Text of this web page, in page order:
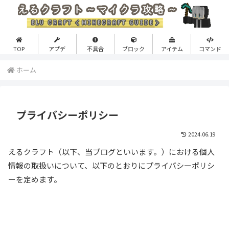
TOP アプデ 不具合 ブロック アイテム コマンド
ホーム
プライバシーポリシー
2024.06.19
えるクラフト（以下、当ブログといいます。）における個人
情報の取扱いについて、以下のとおりにプライバシーポリシ
ーを定めます。